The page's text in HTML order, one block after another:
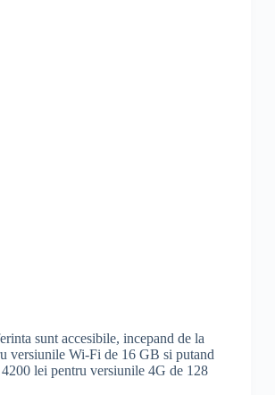
sunt accesibile, incepand de la
versiunile Wi-Fi de 16 GB si putand
lei pentru versiunile 4G de 128